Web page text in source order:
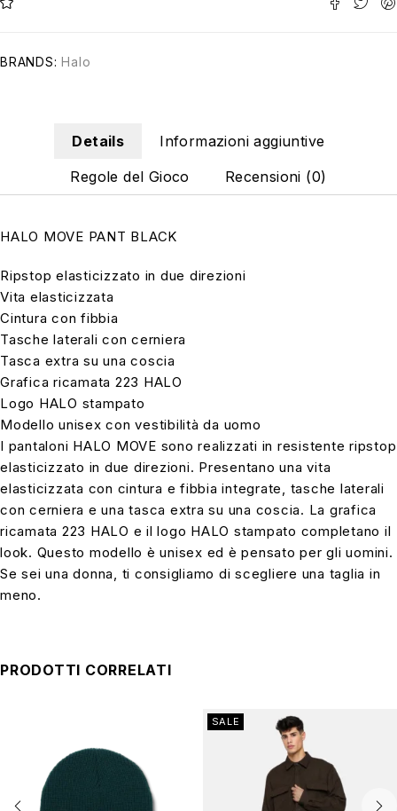
BRANDS: Halo
Details
Informazioni aggiuntive
Regole del Gioco
Recensioni (0)
HALO MOVE PANT BLACK
Ripstop elasticizzato in due direzioni
Vita elasticizzata
Cintura con fibbia
Tasche laterali con cerniera
Tasca extra su una coscia
Grafica ricamata 223 HALO
Logo HALO stampato
Modello unisex con vestibilità da uomo
I pantaloni HALO MOVE sono realizzati in resistente ripstop
elasticizzato in due direzioni. Presentano una vita
elasticizzata con cintura e fibbia integrate, tasche laterali
con cerniera e una tasca extra su una coscia. La grafica
ricamata 223 HALO e il logo HALO stampato completano il
look. Questo modello è unisex ed è pensato per gli uomini.
Se sei una donna, ti consigliamo di scegliere una taglia in
meno.
PRODOTTI CORRELATI
SALE